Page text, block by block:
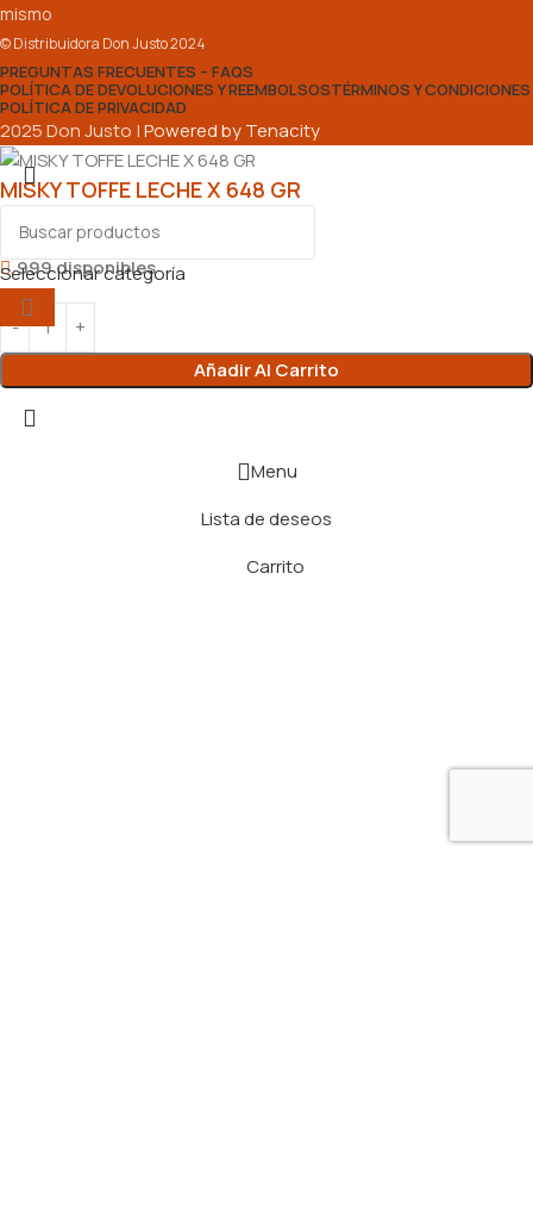
mismo
© Distribuidora Don Justo 2024
PREGUNTAS FRECUENTES – FAQS
POLÍTICA DE DEVOLUCIONES Y REEMBOLSOSTÉRMINOS Y CONDICIONES
POLÍTICA DE PRIVACIDAD
2025 Don Justo |Powered by Tenacity
Seleccionar categoría
MISKY TOFFE LECHE X 648 GR
8.930,00
999 disponibles
Añadir Al Carrito
Menu
Lista de deseos
Carrito